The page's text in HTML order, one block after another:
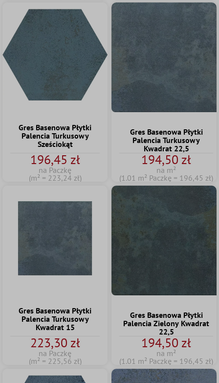
Gres Basenowa Płytki
Palencia Turkusowy
Sześciokąt
196,45 zł
na Paczkę
(m² = 223,24 zł)
Gres Basenowa Płytki
Palencia Turkusowy
Kwadrat 22,5
194,50 zł
na m²
(1.01 m² Paczkę = 196,45 zł)
Gres Basenowa Płytki
Palencia Turkusowy
Kwadrat 15
223,30 zł
na Paczkę
(m² = 225,56 zł)
Gres Basenowa Płytki
Palencia Zielony Kwadrat
22,5
194,50 zł
na m²
(1.01 m² Paczkę = 196,45 zł)